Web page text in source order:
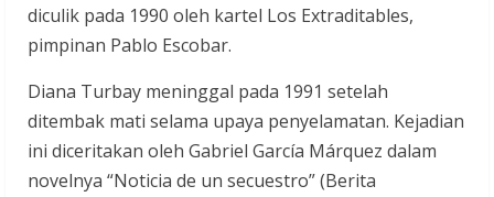
diculik pada 1990 oleh kartel Los Extraditables,
pimpinan Pablo Escobar.
Diana Turbay meninggal pada 1991 setelah
ditembak mati selama upaya penyelamatan. Kejadian
ini diceritakan oleh Gabriel García Márquez dalam
novelnya “Noticia de un secuestro” (Berita